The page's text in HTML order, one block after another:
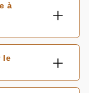
à
le